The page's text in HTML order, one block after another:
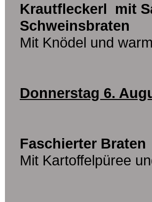
Krautfleckerl
mit
Schweinsbraten
Mit Knödel und
Donnerstag 6.
Faschierter Braten
Mit Kartoffelpüree